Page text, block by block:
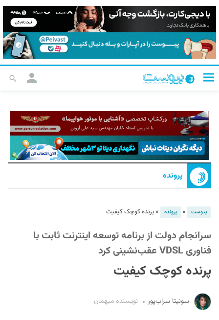
پرونده
پیوست » پرونده » پرنده کوچک کیفیت
سرانجام دولت از برنامه توسعه اینترنت ثابت با
فناوری VDSL عقب‌نشینی کرد
پرنده کوچک کیفیت
سونیتا سراب‌پور نویسنده میهمان